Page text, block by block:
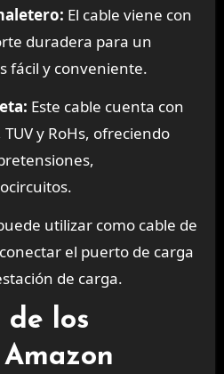
El cable viene con
duradera para un
fácil y conveniente.
Este cable cuenta con
y RoHs, ofreciendo
utilizar como cable de
el puerto de carga
de carga.
de los